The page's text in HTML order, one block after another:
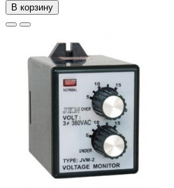
В корзину